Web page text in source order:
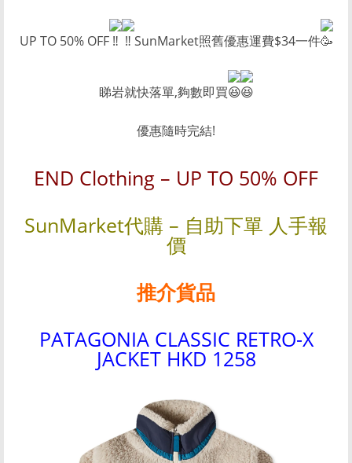
UP TO 50% OFF SunMarket照舊優惠運費$34一件
睇岩就快落單,夠數即買
優惠隨時完結!
END Clothing – UP TO 50% OFF
SunMarket代購 – 自助下單 人手報
價
推介貨品
PATAGONIA CLASSIC RETRO-X
JACKET HKD 1258